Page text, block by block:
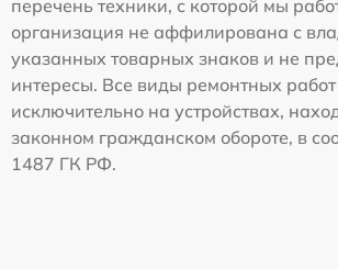
перечень техники, с которой мы
организация не аффилирована с
указанных товарных знаков и не
интересы. Все виды ремонтных
исключительно на устройствах,
законном гражданском обороте, в
1487 ГК РФ.